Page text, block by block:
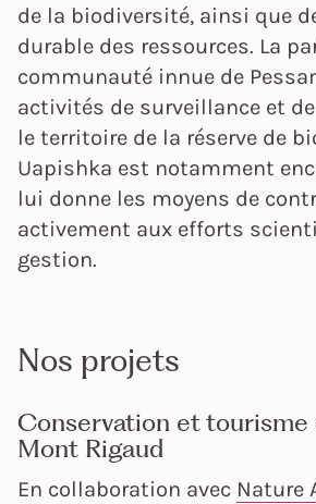
de la biodiversité, ainsi que
durable des ressources. La
communauté innue de
activités de surveillance et
le territoire de la réserve de
Uapishka est notamment
lui donne les moyens de
activement aux efforts
gestion.
Nos projets
Conservation et tourisme
Mont Rigaud
En collaboration avec Nature